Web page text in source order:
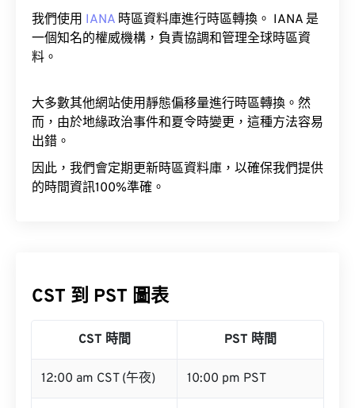
我們使用 IANA 時區資料庫進行時區轉換。 IANA 是
一個知名的權威機構，負責協調和管理全球時區資
料。
大多數其他網站使用靜態偏移量進行時區轉換。然
而，由於地緣政治事件和夏令時變更，這種方法容易
出錯。
因此，我們會定期更新時區資料庫，以確保我們提供
的時間資訊100%準確。
CST 到 PST 圖表
CST 時間 PST 時間
12:00 am CST (午夜) 10:00 pm PST